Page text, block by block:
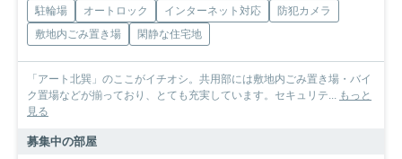
駐輪場 オートロック インターネット対応
防犯カメラ
敷地内ごみ置き場
閑静な住宅地
「アート北巽」のここがイチオシ。共用部には敷地内ごみ置き場・バイ
ク置場などが揃っており、とても充実しています。セキュリテ... もっと
見る
募集中の部屋